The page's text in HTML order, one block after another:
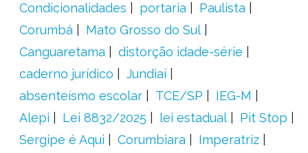
Condicionalidades
portaria
Paulista
Corumbá
Mato Grosso do Sul
Canguaretama
distorção idade-série
caderno jurídico
Jundiaí
absenteísmo escolar
TCE/SP
IEG-M
Alepi
Lei 8832/2025 lei estadual
Pit Stop
Sergipe é Aqui
Corumbiara
Imperatriz